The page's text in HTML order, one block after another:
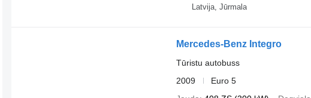
Latvija, Jūrmala
Mercedes-Benz Integro
Tūristu autobuss
2009
Euro 5